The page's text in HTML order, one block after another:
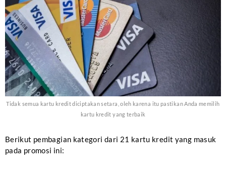
Tidak semua kartu kredit diciptakan setara, oleh karena itu pastikan Anda memilih
kartu kredit yang terbaik
Berikut pembagian kategori dari 21 kartu kredit yang masuk
pada promosi ini: